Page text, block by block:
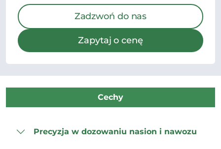
Zadzwoń do nas
Zapytaj o cenę
Cechy
Precyzja w dozowaniu nasion i nawozu